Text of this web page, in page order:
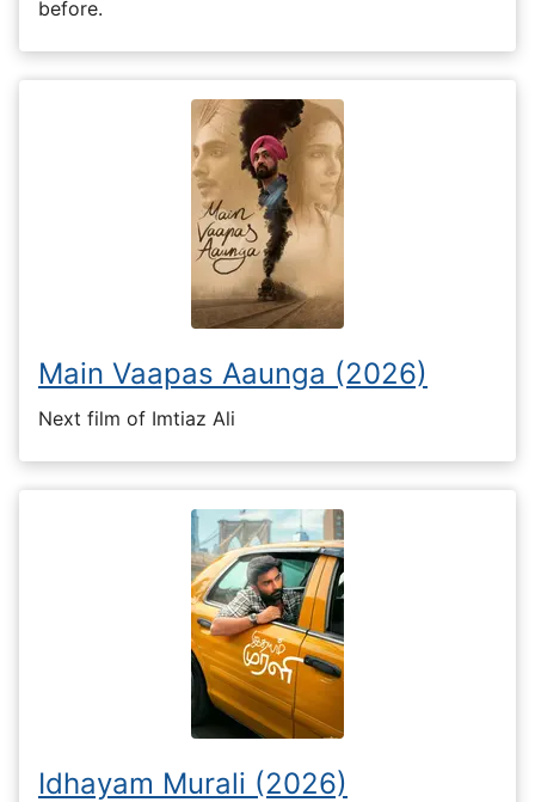
before.
Main Vaapas Aaunga (2026)
Next film of Imtiaz Ali
Idhayam Murali (2026)